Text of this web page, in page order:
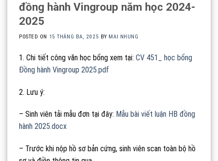
đồng hành Vingroup năm học 2024-
2025
POSTED ON 15 THÁNG BA, 2025 BY MAI NHUNG
1. Chi tiết công văn học bổng xem tại: CV 451_ học bổng
Đồng hành Vingroup 2025.pdf
2. Lưu ý:
– Sinh viên tải mẫu đơn tại đây: Mẫu bài viết luận HB đồng
hành 2025.docx
– Trước khi nộp hồ sơ bản cứng, sinh viên scan toàn bộ hồ